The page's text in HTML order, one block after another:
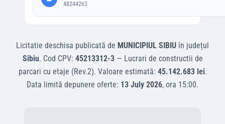
48244263
Licitatie deschisa publicată de MUNICIPIUL SIBIU în județul
Sibiu. Cod CPV: 45213312-3— Lucrari de constructii de
parcari cu etaje (Rev.2). Valoare estimată: 45.142.683 lei.
Data limită depunere oferte: 13 July 2026, ora 15:00.